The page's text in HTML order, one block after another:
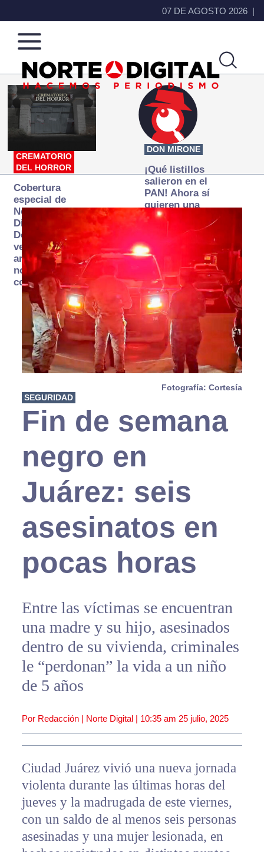
07 DE AGOSTO 2026
Norte
de
Ciudad
Más
que
noticias,
hacemos periodismo
CREMATORIO
DEL HORROR
Cobertura
especial de
Norte
Digital:
Donde la
verdad
arde… pero
no se
consume
DON MIRONE
¡Qué listillos
salieron en el
PAN! Ahora sí
quieren una
Fiscalía
autónoma… y
transexenal
Fotografía: Cortesía
SEGURIDAD
Fin de semana
negro en
Juárez: seis
asesinatos en
pocas horas
Entre las víctimas se encuentran
una madre y su hijo, asesinados
dentro de su vivienda, criminales
le “perdonan” la vida a un niño
de 5 años
Por Redacción | Norte Digital | 10:35 am 25 julio, 2025
Ciudad Juárez vivió una nueva jornada
violenta durante las últimas horas del
jueves y la madrugada de este viernes,
con un saldo de al menos seis personas
asesinadas y una mujer lesionada, en